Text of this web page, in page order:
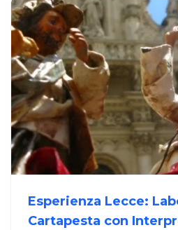
Esperienza Lecce:
Cartapesta con